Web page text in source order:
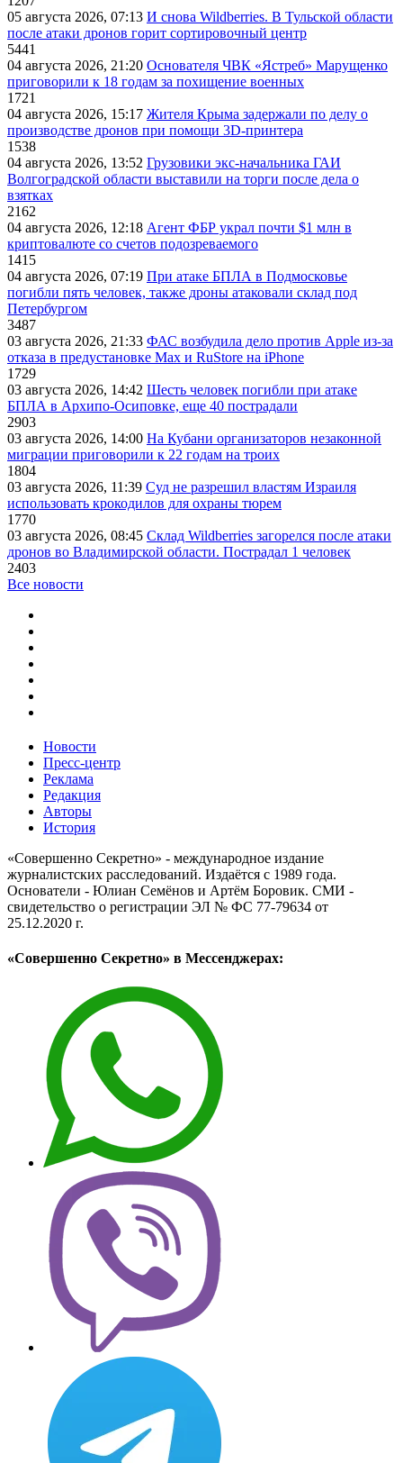
05 августа 2026, 07:13 И снова Wildberries. В Тульской области
после атаки дронов горит сортировочный центр
5441
04 августа 2026, 21:20 Основателя ЧВК «Ястреб» Марущенко
приговорили к 18 годам за похищение военных
1721
04 августа 2026, 15:17 Жителя Крыма задержали по делу о
производстве дронов при помощи 3D‑принтера
1538
04 августа 2026, 13:52 Грузовики экс-начальника ГАИ
Волгоградской области выставили на торги после дела о
взятках
2162
04 августа 2026, 12:18 Агент ФБР украл почти $1 млн в
криптовалюте со счетов подозреваемого
1415
04 августа 2026, 07:19 При атаке БПЛА в Подмосковье
погибли пять человек, также дроны атаковали склад под
Петербургом
3487
03 августа 2026, 21:33 ФАС возбудила дело против Apple из-за
отказа в предустановке Max и RuStore на iPhone
1729
03 августа 2026, 14:42 Шесть человек погибли при атаке
БПЛА в Архипо-Осиповке, еще 40 пострадали
2903
03 августа 2026, 14:00 На Кубани организаторов незаконной
миграции приговорили к 22 годам на троих
1804
03 августа 2026, 11:39 Суд не разрешил властям Израиля
использовать крокодилов для охраны тюрем
1770
03 августа 2026, 08:45 Склад Wildberries загорелся после атаки
дронов во Владимирской области. Пострадал 1 человек
2403
Все новости
Новости
Пресс-центр
Реклама
Редакция
Авторы
История
«Совершенно Секретно» - международное издание
журналистских расследований. Издаётся с 1989 года.
Основатели - Юлиан Семёнов и Артём Боровик. CМИ -
свидетельство о регистрации ЭЛ № ФС 77-79634 от
25.12.2020 г.
«Совершенно Секретно» в Мессенджерах: